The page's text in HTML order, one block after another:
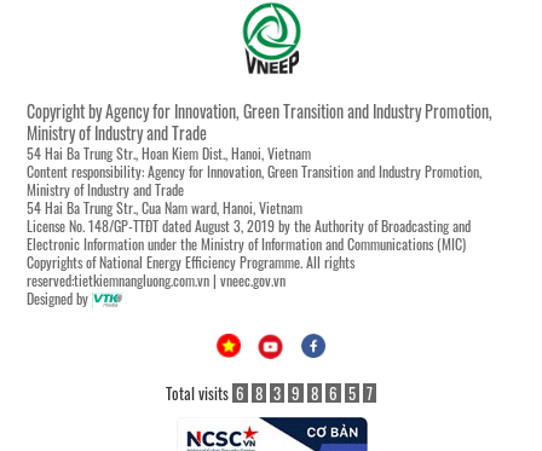
Copyright by Agency for Innovation, Green Transition and Industry Promotion,
Ministry of Industry and Trade
54 Hai Ba Trung Str., Hoan Kiem Dist., Hanoi, Vietnam
Content responsibility: Agency for Innovation, Green Transition and Industry Promotion,
Ministry of Industry and Trade
54 Hai Ba Trung Str., Cua Nam ward, Hanoi, Vietnam
License No. 148/GP-TTĐT dated August 3, 2019 by the Authority of Broadcasting and
Electronic Information under the Ministry of Information and Communications (MIC)
Copyrights of National Energy Efficiency Programme. All rights
reserved:tietkiemnangluong.com.vn | vneec.gov.vn
Designed by
Total visits 6 8 3 9 8 6 5 7